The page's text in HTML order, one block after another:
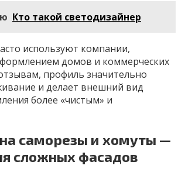
Кто такой светодизайнер
используют компании,
домов и коммерческих
профиль значительно
и делает внешний вид
более «чистым» и
саморезы и хомуты —
сложных фасадов